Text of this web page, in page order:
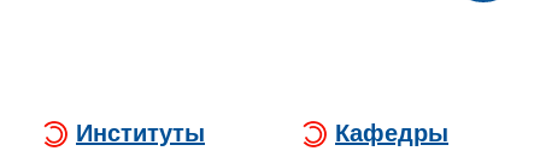
Институты Кафедры